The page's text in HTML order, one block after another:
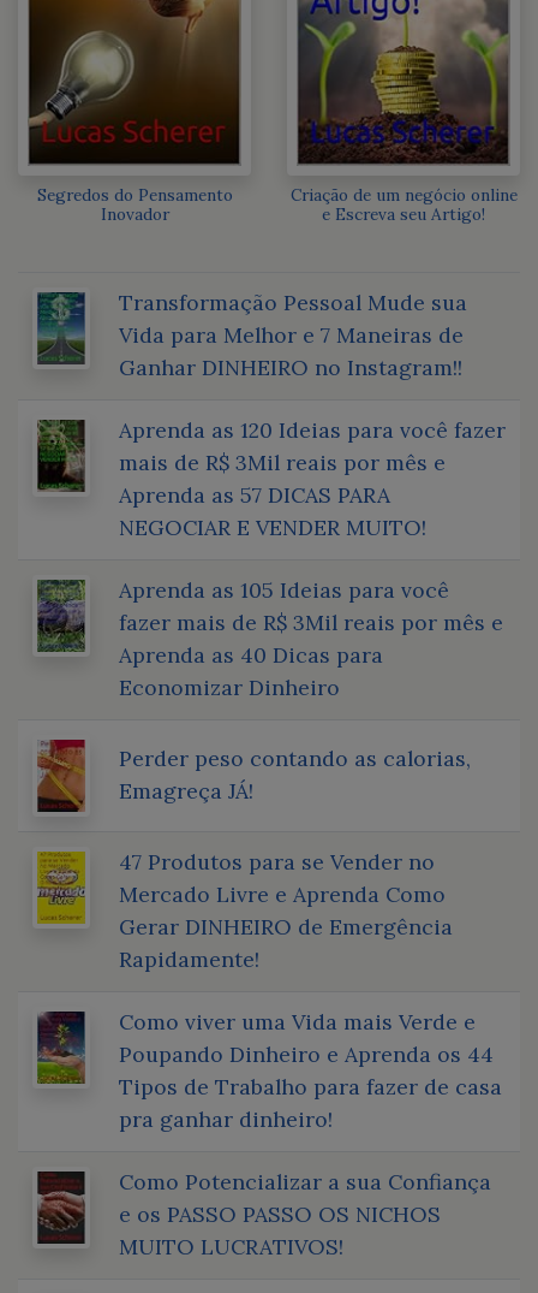
Segredos do Pensamento
Inovador
Criação de um negócio online
e Escreva seu Artigo!
Transformação Pessoal Mude sua
Vida para Melhor e 7 Maneiras de
Ganhar DINHEIRO no Instagram!!
Aprenda as 120 Ideias para você fazer
mais de R$ 3Mil reais por mês e
Aprenda as 57 DICAS PARA
NEGOCIAR E VENDER MUITO!
Aprenda as 105 Ideias para você
fazer mais de R$ 3Mil reais por mês e
Aprenda as 40 Dicas para
Economizar Dinheiro
Perder peso contando as calorias,
Emagreça JÁ!
47 Produtos para se Vender no
Mercado Livre e Aprenda Como
Gerar DINHEIRO de Emergência
Rapidamente!
Como viver uma Vida mais Verde e
Poupando Dinheiro e Aprenda os 44
Tipos de Trabalho para fazer de casa
pra ganhar dinheiro!
Como Potencializar a sua Confiança
e os PASSO PASSO OS NICHOS
MUITO LUCRATIVOS!